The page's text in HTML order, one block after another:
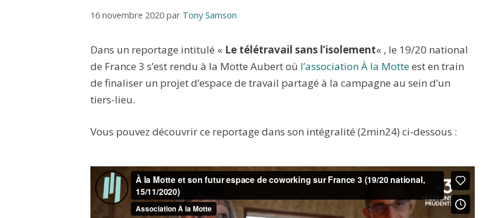
16 novembre 2020 par Tony Samson
Dans un reportage intitulé « Le télétravail sans l’isolement« , le 19/20 national
de France 3 s’est rendu à la Motte Aubert où l’association À la Motteest en train
de finaliser un projet d’espace de travail partagé à la campagne au sein d’un
tiers-lieu.
Vous pouvez découvrir ce reportage dans son intégralité (2min24) ci-dessous :